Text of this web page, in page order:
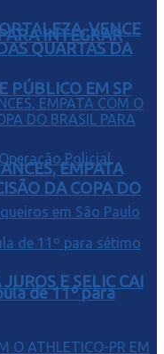
INTEGRAR
PÚBLICO EM SP
E SELIC CAI
VENCE
QUARTAS DA
EMPATA
DA COPA DO
de 11º para